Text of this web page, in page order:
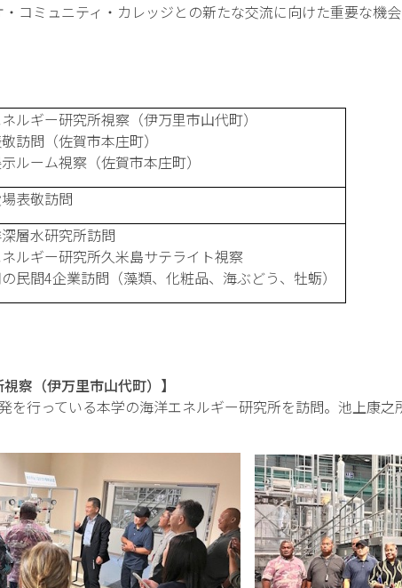
コミュニティ・カレッジとの新たな交流に向けた重要な機会
ルギー研究所視察（伊万里市山代町）
訪問（佐賀市本庄町）
ルーム視察（佐賀市本庄町）
表敬訪問
層水研究所訪問
ルギー研究所久米島サテライト視察
民間4企業訪問（藻類、化粧品、海ぶどう、牡蛎）
察（伊万里市山代町）】
を行っている本学の海洋エネルギー研究所を訪問。池上康